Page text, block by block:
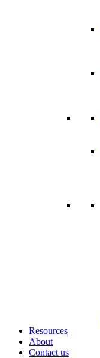
Resources
About
Contact us